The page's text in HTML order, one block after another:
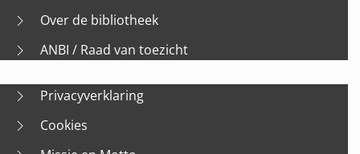
Over de bibliotheek
ANBI / Raad van toezicht
Privacyverklaring
Cookies